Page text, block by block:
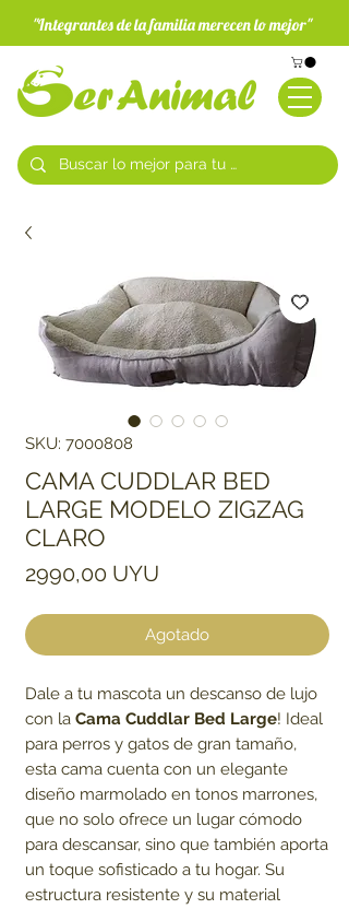
"Integrantes de la familia merecen lo mejor"
SKU: 7000808
CAMA CUDDLAR BED
LARGE MODELO ZIGZAG
CLARO
2990,00 UYU
Agotado
Dale a tu mascota un descanso de lujo
con la Cama Cuddlar Bed Large! Ideal
para perros y gatos de gran tamaño,
esta cama cuenta con un elegante
diseño marmolado en tonos marrones,
que no solo ofrece un lugar cómodo
para descansar, sino que también aporta
un toque sofisticado a tu hogar. Su
estructura resistente y su material